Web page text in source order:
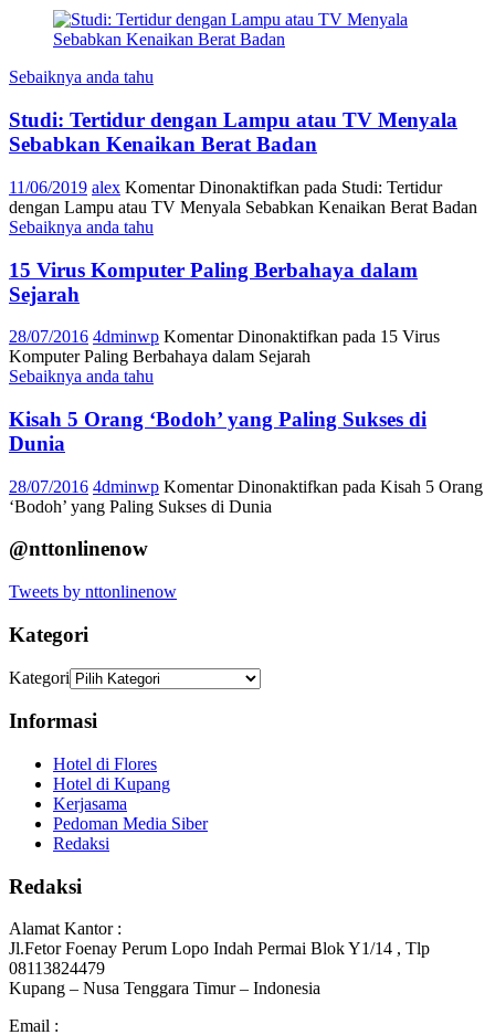
Sebaiknya anda tahu
Studi: Tertidur dengan Lampu atau TV Menyala
Sebabkan Kenaikan Berat Badan
11/06/2019 alex Komentar Dinonaktifkan pada Studi: Tertidur
dengan Lampu atau TV Menyala Sebabkan Kenaikan Berat Badan
Sebaiknya anda tahu
15 Virus Komputer Paling Berbahaya dalam
Sejarah
28/07/2016 4dminwp Komentar Dinonaktifkan pada 15 Virus
Komputer Paling Berbahaya dalam Sejarah
Sebaiknya anda tahu
Kisah 5 Orang ‘Bodoh’ yang Paling Sukses di
Dunia
28/07/2016 4dminwp Komentar Dinonaktifkan pada Kisah 5 Orang
‘Bodoh’ yang Paling Sukses di Dunia
@nttonlinenow
Tweets by nttonlinenow
Kategori
Kategori
Informasi
Hotel di Flores
Hotel di Kupang
Kerjasama
Pedoman Media Siber
Redaksi
Redaksi
Alamat Kantor :
Jl.Fetor Foenay Perum Lopo Indah Permai Blok Y1/14 , Tlp
08113824479
Kupang – Nusa Tenggara Timur – Indonesia
Email :